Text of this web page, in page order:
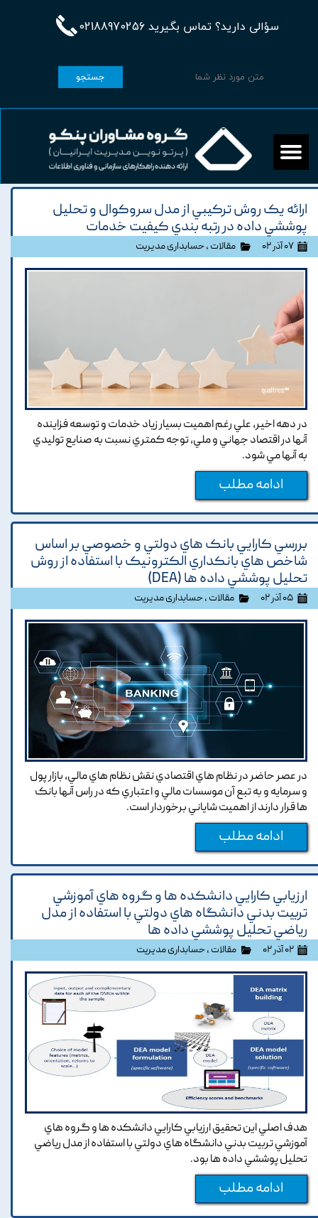
سؤالی دارید؟ تماس بگیرید 02188970256
جستجو
ارائه يک روش ترکيبي از مدل سروکوال و تحليل
پوششي داده در رتبه بندي کيفيت خدمات
۰۷ آذر ۰۲ مقالات ،حسابداری مدیریت
در دهه اخير, علي رغم اهميت بسيار زياد خدمات و توسعه فزاينده
آنها در اقتصاد جهاني و ملي, توجه کمتري نسبت به صنايع توليدي
به آنها مي شود.
ادامه مطلب
بررسي کارايي بانک هاي دولتي و خصوصي بر اساس
شاخص هاي بانکداري الکترونيک با استفاده از روش
تحليل پوششي داده ها (DEA)
۰۵ آذر ۰۲ مقالات ،حسابداری مدیریت
در عصر حاضر در نظام هاي اقتصادي نقش نظام هاي مالي, بازار پول
و سرمايه و به تبع آن موسسات مالي و اعتباري که در راس آنها بانک
ها قرار دارند از اهميت شاياني برخوردار است.
ادامه مطلب
ارزيابي کارايي دانشکده ها و گروه هاي آموزشي
تربيت بدني دانشگاه هاي دولتي با استفاده از مدل
رياضي تحليل پوششي داده ها
۰۲ آذر ۰۲ مقالات ،حسابداری مدیریت
هدف اصلي اين تحقيق ارزيابي کارايي دانشکده ها و گروه هاي
آموزشي تربيت بدني دانشگاه هاي دولتي با استفاده از مدل رياضي
تحليل پوششي داده ها بود.
ادامه مطلب